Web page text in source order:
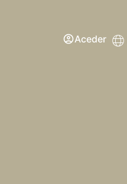
Aceder